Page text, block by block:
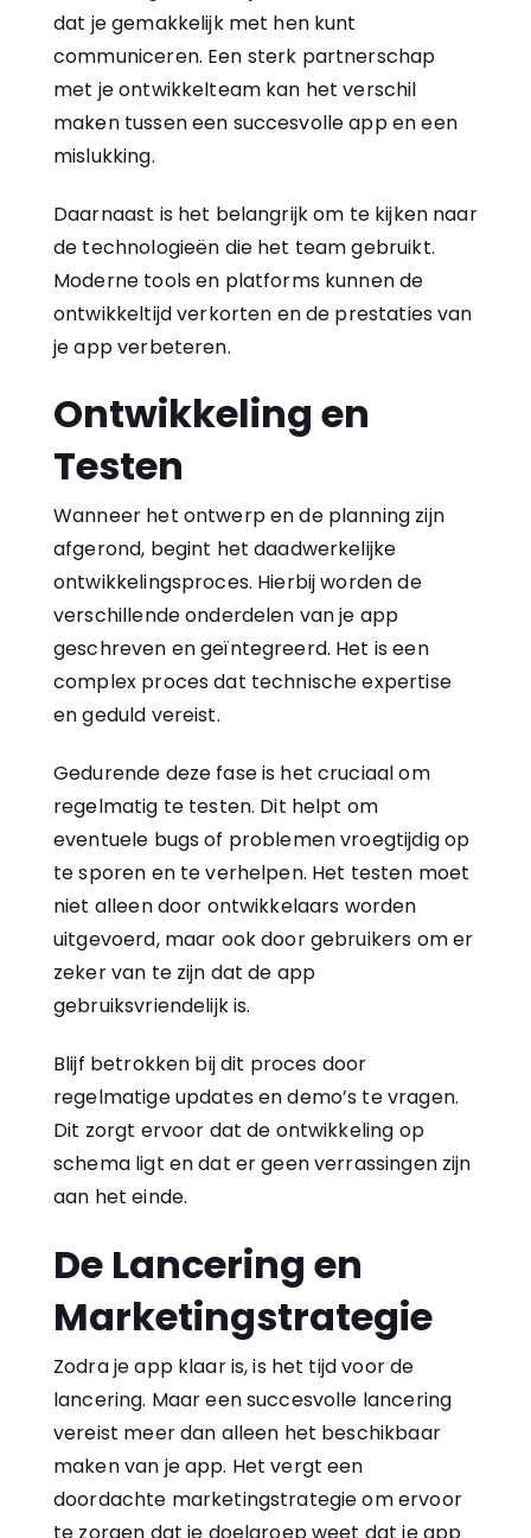
dat je gemakkelijk met hen kunt
communiceren. Een sterk partnerschap
met je ontwikkelteam kan het verschil
maken tussen een succesvolle app en een
mislukking.
Daarnaast is het belangrijk om te kijken naar
de technologieën die het team gebruikt.
Moderne tools en platforms kunnen de
ontwikkeltijd verkorten en de prestaties van
je app verbeteren.
Ontwikkeling en
Testen
Wanneer het ontwerp en de planning zijn
afgerond, begint het daadwerkelijke
ontwikkelingsproces. Hierbij worden de
verschillende onderdelen van je app
geschreven en geïntegreerd. Het is een
complex proces dat technische expertise
en geduld vereist.
Gedurende deze fase is het cruciaal om
regelmatig te testen. Dit helpt om
eventuele bugs of problemen vroegtijdig op
te sporen en te verhelpen. Het testen moet
niet alleen door ontwikkelaars worden
uitgevoerd, maar ook door gebruikers om er
zeker van te zijn dat de app
gebruiksvriendelijk is.
Blijf betrokken bij dit proces door
regelmatige updates en demo’s te vragen.
Dit zorgt ervoor dat de ontwikkeling op
schema ligt en dat er geen verrassingen zijn
aan het einde.
De Lancering en
Marketingstrategie
Zodra je app klaar is, is het tijd voor de
lancering. Maar een succesvolle lancering
vereist meer dan alleen het beschikbaar
maken van je app. Het vergt een
doordachte marketingstrategie om ervoor
te zorgen dat je doelgroep weet dat je app